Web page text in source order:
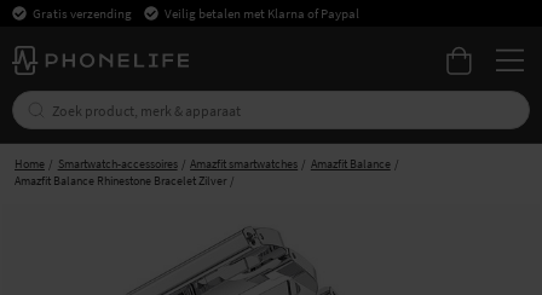
Gratis verzending Veilig betalen met Klarna of Paypal
Home Smartwatch-accessoires Amazfit smartwatches
Amazfit Balance
Amazfit Balance Rhinestone Bracelet Zilver